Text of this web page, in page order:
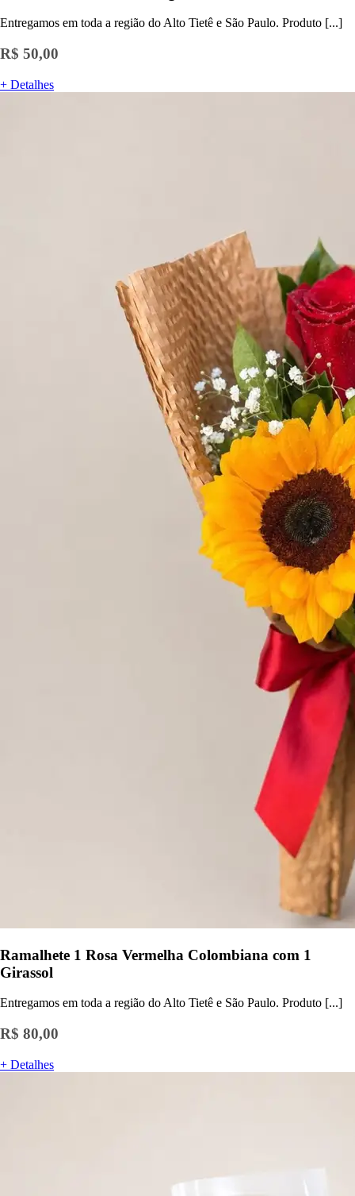
Entregamos em toda a região do Alto Tietê e São Paulo. Produto [...]
R$ 50,00
+ Detalhes
Ramalhete 1 Rosa Vermelha Colombiana com 1
Girassol
Entregamos em toda a região do Alto Tietê e São Paulo. Produto [...]
R$ 80,00
+ Detalhes